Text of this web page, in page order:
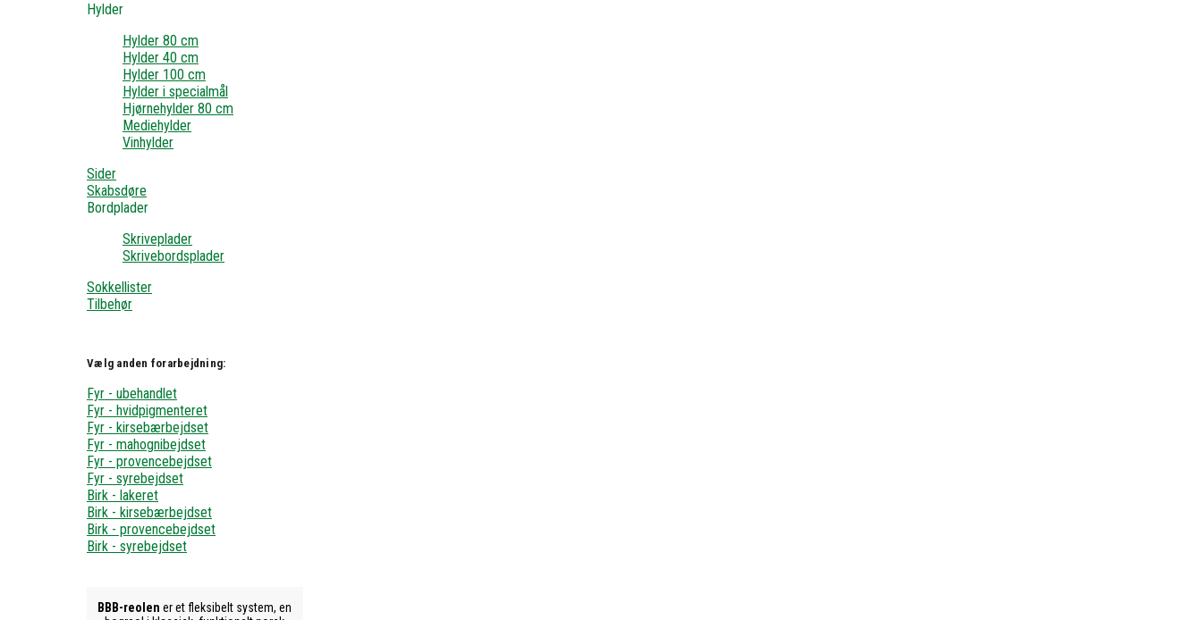
Hylder
Hylder 80 cm
Hylder 40 cm
Hylder 100 cm
Hylder i specialmål
Hjørnehylder 80 cm
Mediehylder
Vinhylder
Sider
Skabsdøre
Bordplader
Skriveplader
Skrivebordsplader
Sokkellister
Tilbehør
Vælg anden forarbejdning:
Fyr - ubehandlet
Fyr - hvidpigmenteret
Fyr - kirsebærbejdset
Fyr - mahognibejdset
Fyr - provencebejdset
Fyr - syrebejdset
Birk - lakeret
Birk - kirsebærbejdset
Birk - provencebejdset
Birk - syrebejdset
BBB-reolen er et fleksibelt system, en